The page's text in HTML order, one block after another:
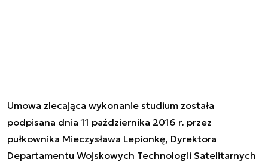
Umowa zlecająca wykonanie studium została
podpisana dnia 11 października 2016 r. przez
pułkownika Mieczysława Lepionkę, Dyrektora
Departamentu Wojskowych Technologii Satelitarnych